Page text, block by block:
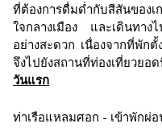
ที่ต้องการดื่มด่ำกับสีสันของ
ใจกลางเมือง และเดินทาง
อย่างสะดวก เนื่องจากที่พัก
จึงไปยังสถานที่ท่องเที่ยวยอ
วันแรก
ท่าเรือแหลมศอก - เข้าพักผ่